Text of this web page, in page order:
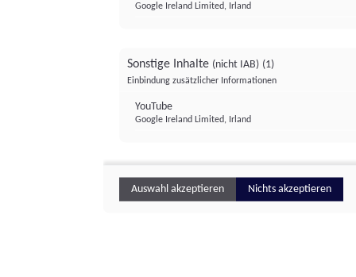
Google Ireland Limited, Irland
Sonstige Inhalte (nicht IAB) (1)
Einbindung zusätzlicher Informationen
YouTube
Google Ireland Limited, Irland
Auswahl akzeptieren Nichts akzeptieren